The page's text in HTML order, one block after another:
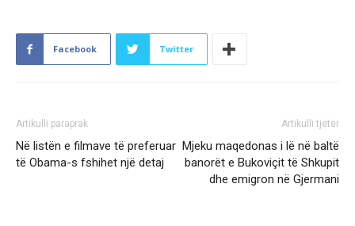
Facebook Twitter
Artikulli paraprak
Në listën e filmave të preferuar
të Obama-s fshihet një detaj
Artikulli tjetër
Mjeku maqedonas i lë në baltë
banorët e Bukoviçit të Shkupit
dhe emigron në Gjermani